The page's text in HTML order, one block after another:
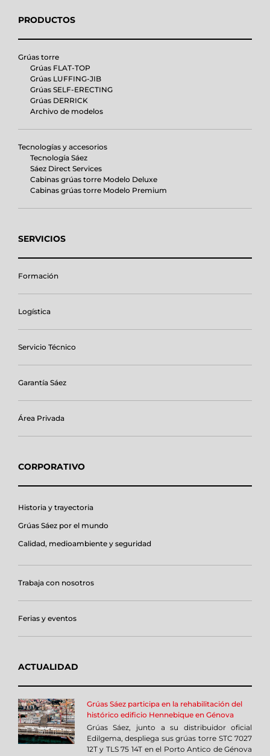
PRODUCTOS
Grúas torre
Grúas FLAT-TOP
Grúas LUFFING-JIB
Grúas SELF-ERECTING
Grúas DERRICK
Archivo de modelos
Tecnologías y accesorios
Tecnología Sáez
Sáez Direct Services
Cabinas grúas torre Modelo Deluxe
Cabinas grúas torre Modelo Premium
SERVICIOS
Formación
Logística
Servicio Técnico
Garantía Sáez
Área Privada
CORPORATIVO
Historia y trayectoria
Grúas Sáez por el mundo
Calidad, medioambiente y seguridad
Trabaja con nosotros
Ferias y eventos
ACTUALIDAD
Grúas Sáez participa en la rehabilitación del
histórico edificio Hennebique en Génova
Grúas Sáez, junto a su distribuidor oficial
Edilgema, despliega sus grúas torre STC 7027
12T y TLS 75 14T en el Porto Antico de Génova